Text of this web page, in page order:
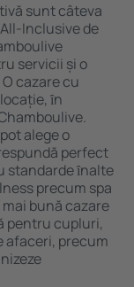
sunt câteva
Inclusive de
servicii și o
cazare cu
ȋn
alege o
perfect
standarde ȋnalte
precum spa
bună cazare
pentru cupluri,
afaceri, precum